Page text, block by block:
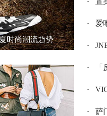
时尚潮流趋势
爱
「
萨